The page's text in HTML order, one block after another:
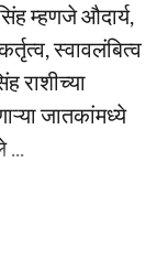
म्हणजे औदार्य,
स्वावलंबित्व
राशीच्या
जातकांमध्ये